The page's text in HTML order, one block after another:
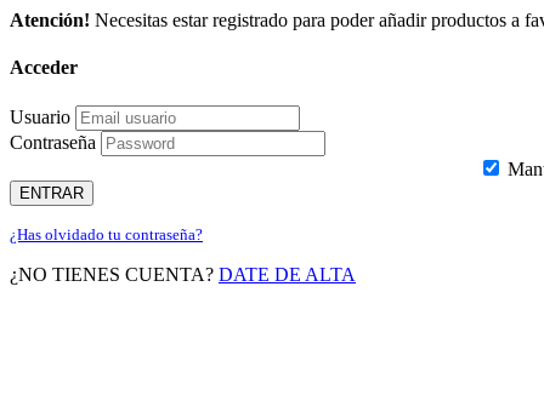
Atención! Necesitas estar registrado para poder añadir productos a
Acceder
Usuario
Contraseña
ENTRAR
¿Has olvidado tu contraseña?
¿NO TIENES CUENTA? DATE DE ALTA